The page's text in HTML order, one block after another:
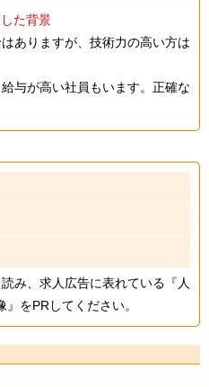
た背景
ありますが、技術力の高い方は
与が高い社員もいます。正確な
み、求人広告に表れている『人
をPRしてください。